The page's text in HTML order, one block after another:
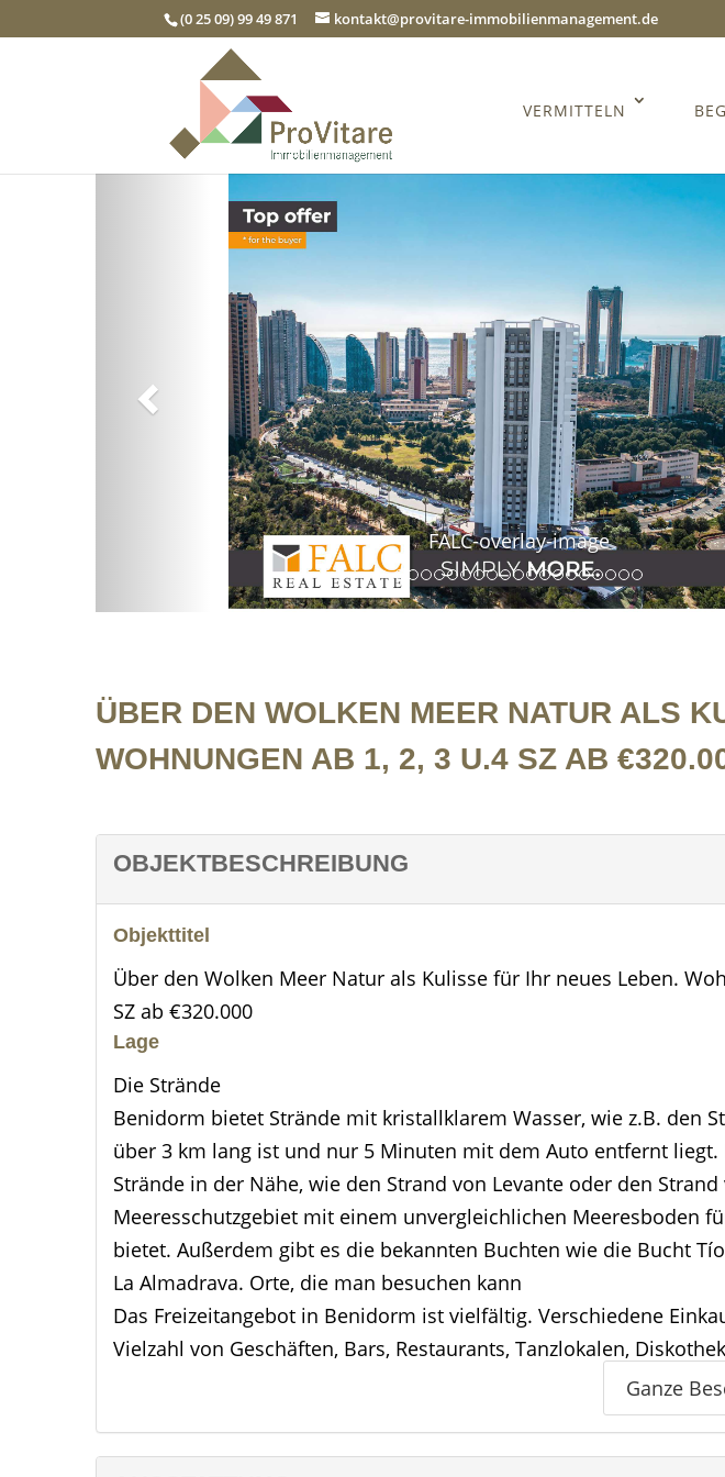
(0 25 09) 99 49 871 kontakt@provitare-immobilienmanagement.de
VERMITTELN
FALC-overlay-image
ÜBER DEN WOLKEN MEER NATUR ALS
WOHNUNGEN AB 1, 2, 3 U.4 SZ AB
OBJEKTBESCHREIBUNG
Objekttitel
Über den Wolken Meer Natur als Kulisse für Ihr neues Leben.
SZ ab €320.000
Lage
Die Strände
Benidorm bietet Strände mit kristallklarem Wasser, wie z.B. den
über 3 km lang ist und nur 5 Minuten mit dem Auto entfernt liegt.
Strände in der Nähe, wie den Strand von Levante oder den
Meeresschutzgebiet mit einem unvergleichlichen Meeresboden
bietet. Außerdem gibt es die bekannten Buchten wie die Bucht
La Almadrava. Orte, die man besuchen kann
Das Freizeitangebot in Benidorm ist vielfältig. Verschiedene
Vielzahl von Geschäften, Bars, Restaurants, Tanzlokalen,
jeden Geschmack. Die Altstadt von Benidorm, das englische
Palace oder das Casino Mediterráneo sind die repräsentativen
Ganze